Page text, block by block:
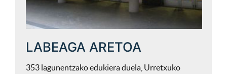
LABEAGA ARETOA
353 lagunentzako edukiera duela, Urretxuko